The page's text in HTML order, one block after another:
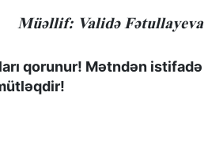
Müəllif: Validə Fətullayeva
qorunur! Mətndən istifadə